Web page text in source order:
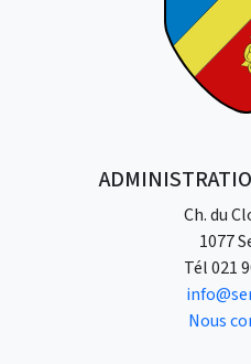
Ch. du
1077
Tél021
Nous